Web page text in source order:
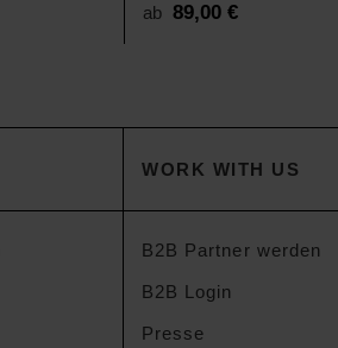
ab 89,00 €
WORK WITH US
B2B Partner werden
B2B Login
Presse